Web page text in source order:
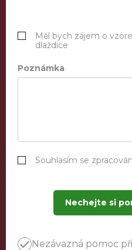
Měl bych zájem o
dlaždice
Poznámka
Souhlasím se
Nechejte si
Nezávazná pomoc